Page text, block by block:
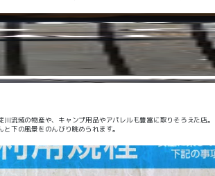
川流域の物産や、キャンプ用品やアパレルも豊富に取りそろえた店
下の風景をのんびり眺められます。